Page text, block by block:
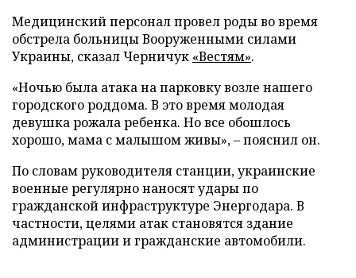
Медицинский персонал провел роды во время
обстрела больницы Вооруженными силами
Украины, сказал Черничук «Вестям».
«Ночью была атака на парковку возле нашего
городского роддома. В это время молодая
девушка рожала ребенка. Но все обошлось
хорошо, мама с малышом живы», – пояснил он.
По словам руководителя станции, украинские
военные регулярно наносят удары по
гражданской инфраструктуре Энергодара. В
частности, целями атак становятся здание
администрации и гражданские автомобили.